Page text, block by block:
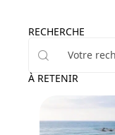
RECHERCHE
À RETENIR